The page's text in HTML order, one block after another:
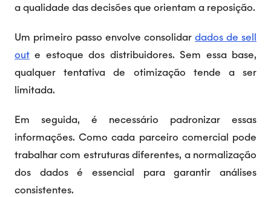
a qualidade das decisões que orientam a reposição.
Um primeiro passo envolve consolidar dados de sell
out e estoque dos distribuidores. Sem essa base,
qualquer tentativa de otimização tende a ser
limitada.
Em seguida, é necessário padronizar essas
informações. Como cada parceiro comercial pode
trabalhar com estruturas diferentes, a normalização
dos dados é essencial para garantir análises
consistentes.